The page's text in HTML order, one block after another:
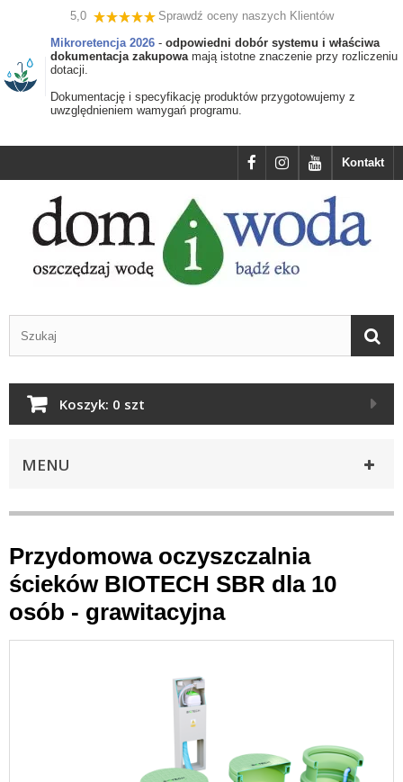
5,0
Sprawdź oceny naszych Klientów
Mikroretencja 2026 - odpowiedni dobór systemu i właściwa
dokumentacja zakupowamają istotne znaczenie przy rozliczeniu
dotacji.
Dokumentację i specyfikację produktów przygotowujemy z
uwzględnieniem wamygań programu.
Kontakt
Koszyk: 0 szt
MENU
Przydomowa oczyszczalnia
ścieków BIOTECH SBR dla 10
osób - grawitacyjna